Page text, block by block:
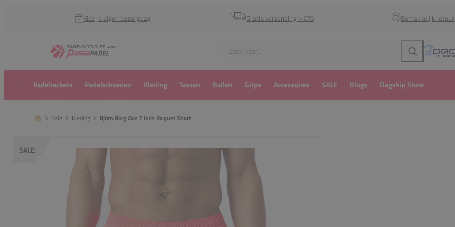
Kies je eigen bezorgdag Gratis verzending > €79 Gemakkelijk
Zoeken
Padelrackets Padelschoenen Kleding Tassen Ballen Grips Accessoires SALE Blogs Flagship Store
Sale Kleding Björn Borg Ace 7 Inch Raquet Short
SALE